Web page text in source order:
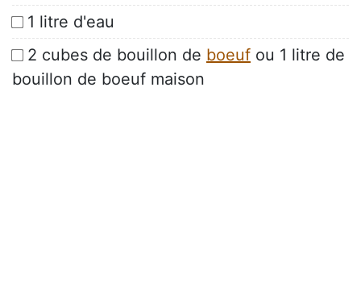
1 litre d'eau
2 cubes de bouillon de boeuf ou 1 litre de
bouillon de boeuf maison